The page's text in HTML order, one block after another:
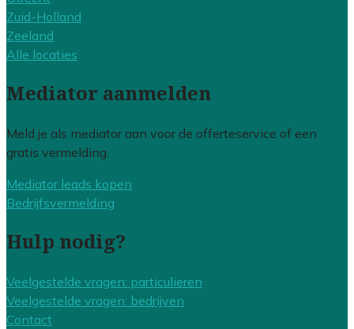
Zuid-Holland
Zeeland
Alle locaties
Mediator aanmelden
Meld je als mediator aan voor de offerteservice of een
gratis vermelding.
Mediator leads kopen
Bedrijfsvermelding
Hulp nodig?
Veelgestelde vragen: particulieren
Veelgestelde vragen: bedrijven
Contact